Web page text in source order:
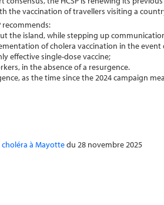
vaccination of travellers visiting a
recommends:
the island, while stepping up
of cholera vaccination in the event
effective single-dose vaccine;
in the absence of a resurgence.
as the time since the 2024 campaign
à Mayottedu 28 novembre 2025